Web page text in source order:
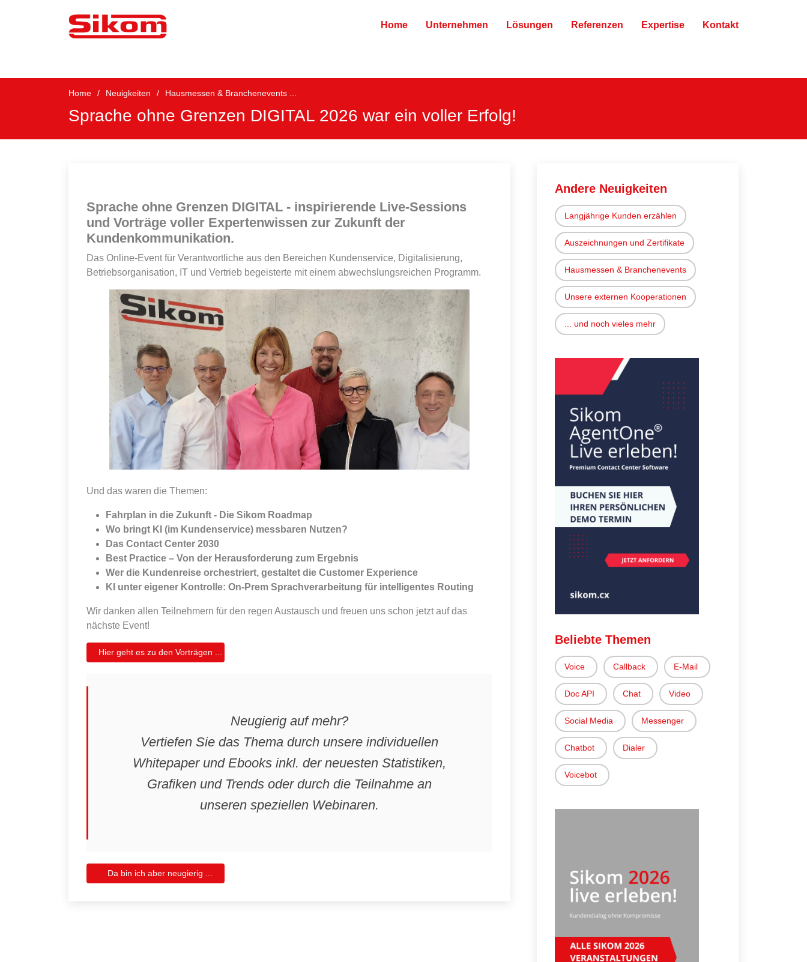
Home Unternehmen Lösungen Referenzen Expertise Kontakt
Home Neuigkeiten Hausmessen & Branchenevents ...
Sprache ohne Grenzen DIGITAL 2026 war ein voller Erfolg!
Sprache ohne Grenzen DIGITAL - inspirierende Live-Sessions
und Vorträge voller Expertenwissen zur Zukunft der
Kundenkommunikation.
Das Online-Event für Verantwortliche aus den Bereichen Kundenservice, Digitalisierung,
Betriebsorganisation, IT und Vertrieb begeisterte mit einem abwechslungsreichen Programm.
Und das waren die Themen:
Fahrplan in die Zukunft - Die Sikom Roadmap
Wo bringt KI (im Kundenservice) messbaren Nutzen?
Das Contact Center 2030
Best Practice – Von der Herausforderung zum Ergebnis
Wer die Kundenreise orchestriert, gestaltet die Customer Experience
KI unter eigener Kontrolle: On-Prem Sprachverarbeitung für intelligentes Routing
Wir danken allen Teilnehmern für den regen Austausch und freuen uns schon jetzt auf das
nächste Event!
Hier geht es zu den Vorträgen ...
Neugierig auf mehr?
Vertiefen Sie das Thema durch unsere individuellen
Whitepaper und Ebooks inkl. der neuesten Statistiken,
Grafiken und Trends oder durch die Teilnahme an
unseren speziellen Webinaren.
Da bin ich aber neugierig ...
Andere Neuigkeiten
Langjährige Kunden erzählen
Auszeichnungen und Zertifikate
Hausmessen & Branchenevents
Unsere externen Kooperationen
... und noch vieles mehr
Beliebte Themen
Voice Callback E-Mail
Doc API Chat Video
Social Media Messenger
Chatbot Dialer
Voicebot